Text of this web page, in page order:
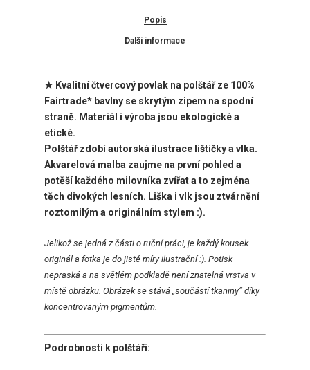
Popis
Další informace
★ Kvalitní čtvercový povlak na polštář ze 100%
Fairtrade* bavlny se skrytým zipem na spodní
straně. Materiál i výroba jsou ekologické a
etické.
Polštář zdobí autorská ilustrace lištičky a vlka.
Akvarelová malba zaujme na první pohled a
potěší každého milovníka zvířat a to zejména
těch divokých lesních. Liška i vlk jsou ztvárnění
roztomilým a originálním stylem :).
Jelikož se jedná z části o ruční práci, je každý kousek
originál a fotka je do jisté míry ilustrační :). Potisk
nepraská a na světlém podkladě není znatelná vrstva v
místě obrázku. Obrázek se stává „součástí tkaniny“ díky
koncentrovaným pigmentům.
Podrobnosti k polštáři: